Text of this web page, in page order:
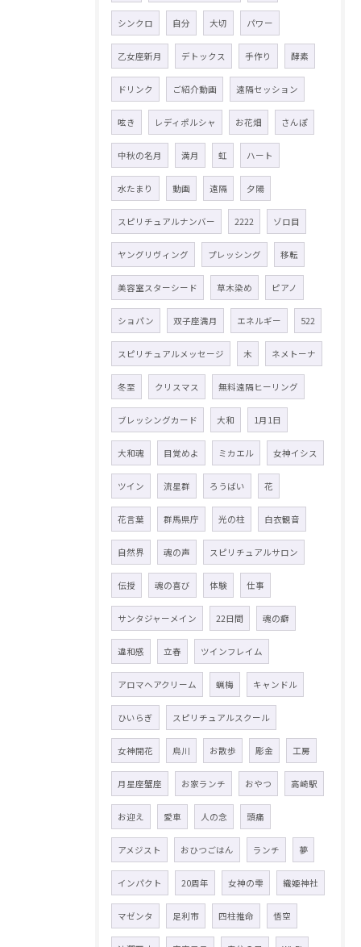
シンクロ 自分 大切 パワー
乙女座新月 デトックス 手作り 酵素
ドリンク ご紹介動画 遠隔セッション
呟き レディポルシャ お花畑 さんぽ
中秋の名月 満月 虹 ハート
水たまり 動画 遠隔 夕陽
スピリチュアルナンバー 2222 ゾロ目
ヤングリヴィング プレッシング 移転
美容室スターシード 草木染め ピアノ
ショパン 双子座満月 エネルギー 522
スピリチュアルメッセージ 木 ネメトーナ
冬至 クリスマス 無料遠隔ヒーリング
ブレッシングカード 大和 1月1日
大和魂 目覚めよ ミカエル 女神イシス
ツイン 流星群 ろうばい 花
花言葉 群馬県庁 光の柱 白衣観音
自然界 魂の声 スピリチュアルサロン
伝授 魂の喜び 体験 仕事
サンタジャーメイン 22日間 魂の癖
違和感 立春 ツインフレイム
アロマヘアクリーム 蝋梅 キャンドル
ひいらぎ スピリチュアルスクール
女神開花 烏川 お散歩 彫金 工房
月星座蟹座 お家ランチ おやつ 高崎駅
お迎え 愛車 人の念 頭痛
アメジスト おひつごはん ランチ 夢
インパクト 20周年 女神の雫 織姫神社
マゼンタ 足利市 四柱推命 悟空